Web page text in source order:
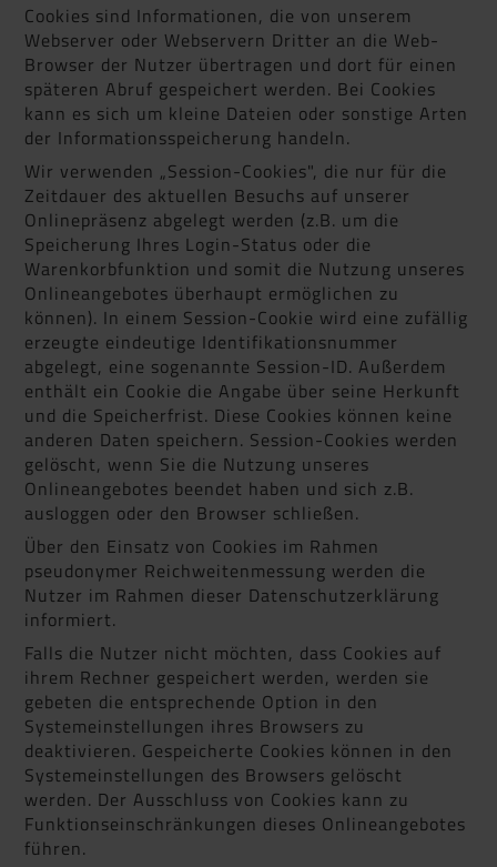
Cookies sind Informationen, die von unserem
Webserver oder Webservern Dritter an die Web-
Browser der Nutzer übertragen und dort für einen
späteren Abruf gespeichert werden. Bei Cookies
kann es sich um kleine Dateien oder sonstige Arten
der Informationsspeicherung handeln.
Wir verwenden „Session-Cookies", die nur für die
Zeitdauer des aktuellen Besuchs auf unserer
Onlinepräsenz abgelegt werden (z.B. um die
Speicherung Ihres Login-Status oder die
Warenkorbfunktion und somit die Nutzung unseres
Onlineangebotes überhaupt ermöglichen zu
können). In einem Session-Cookie wird eine zufällig
erzeugte eindeutige Identifikationsnummer
abgelegt, eine sogenannte Session-ID. Außerdem
enthält ein Cookie die Angabe über seine Herkunft
und die Speicherfrist. Diese Cookies können keine
anderen Daten speichern. Session-Cookies werden
gelöscht, wenn Sie die Nutzung unseres
Onlineangebotes beendet haben und sich z.B.
ausloggen oder den Browser schließen.
Über den Einsatz von Cookies im Rahmen
pseudonymer Reichweitenmessung werden die
Nutzer im Rahmen dieser Datenschutzerklärung
informiert.
Falls die Nutzer nicht möchten, dass Cookies auf
ihrem Rechner gespeichert werden, werden sie
gebeten die entsprechende Option in den
Systemeinstellungen ihres Browsers zu
deaktivieren. Gespeicherte Cookies können in den
Systemeinstellungen des Browsers gelöscht
werden. Der Ausschluss von Cookies kann zu
Funktionseinschränkungen dieses Onlineangebotes
führen.